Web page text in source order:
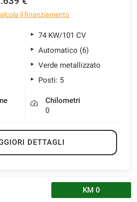
il finanziamento
74 KW/101 CV
Automatico (6)
Verde metallizzato
Posti: 5
Chilometri
0
DETTAGLI
KM 0